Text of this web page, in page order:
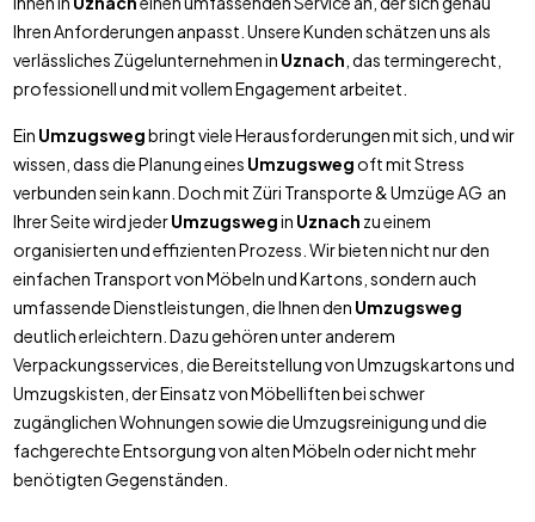
Ihren Anforderungen anpasst. Unsere Kunden schätzen uns als
verlässliches Zügelunternehmen in Uznach , das termingerecht,
professionell und mit vollem Engagement arbeitet.
Ein Umzugswegbringt viele Herausforderungen mit sich, und wir
wissen, dass die Planung eines Umzugswegoft mit Stress
verbunden sein kann. Doch mit Züri Transporte & Umzüge AG an
Ihrer Seite wird jederUmzugswegin Uznach zu einem
organisierten und effizienten Prozess. Wir bieten nicht nur den
einfachen Transport von Möbeln und Kartons, sondern auch
umfassende Dienstleistungen, die Ihnen den Umzugsweg
deutlich erleichtern. Dazu gehören unter anderem
Verpackungsservices, die Bereitstellung von Umzugskartons und
Umzugskisten, der Einsatz von Möbelliften bei schwer
zugänglichen Wohnungen sowie die Umzugsreinigung und die
fachgerechte Entsorgung von alten Möbeln oder nicht mehr
benötigten Gegenständen.